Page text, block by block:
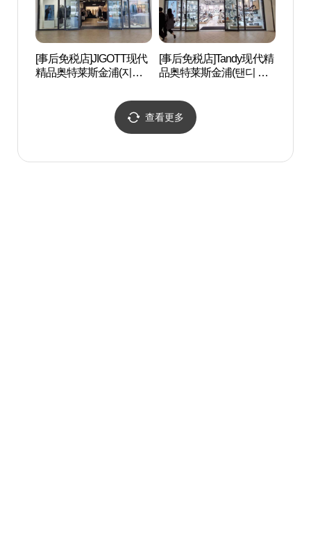
[事后免税店]JIGOTT现代
精品奥特莱斯金浦(지고
[事后免税店]Tandy现代精
品奥特莱斯金浦(탠디 현
점)
查看更多